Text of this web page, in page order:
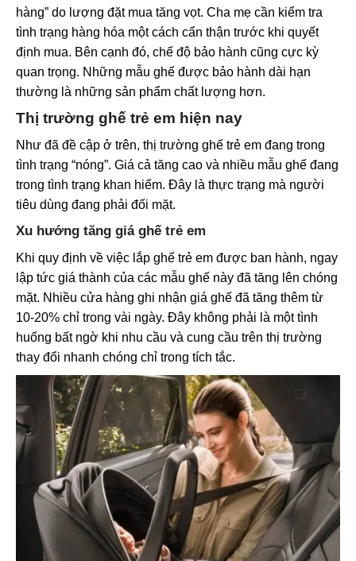
hàng” do lượng đặt mua tăng vọt. Cha mẹ cần kiểm tra
tình trạng hàng hóa một cách cẩn thận trước khi quyết
định mua. Bên cạnh đó, chế độ bảo hành cũng cực kỳ
quan trọng. Những mẫu ghế được bảo hành dài hạn
thường là những sản phẩm chất lượng hơn.
Thị trường ghế trẻ em hiện nay
Như đã đề cập ở trên, thị trường ghế trẻ em đang trong
tình trạng “nóng”. Giá cả tăng cao và nhiều mẫu ghế đang
trong tình trạng khan hiếm. Đây là thực trạng mà người
tiêu dùng đang phải đối mặt.
Xu hướng tăng giá ghế trẻ em
Khi quy định về việc lắp ghế trẻ em được ban hành, ngay
lập tức giá thành của các mẫu ghế này đã tăng lên chóng
mặt. Nhiều cửa hàng ghi nhận giá ghế đã tăng thêm từ
10-20% chỉ trong vài ngày. Đây không phải là một tình
huống bất ngờ khi nhu cầu và cung cầu trên thị trường
thay đổi nhanh chóng chỉ trong tích tắc.